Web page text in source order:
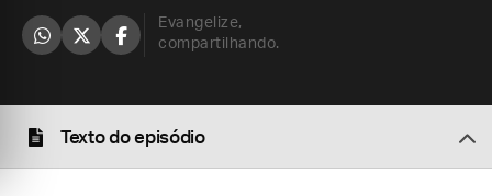
Evangelize,
compartilhando.
Texto do episódio